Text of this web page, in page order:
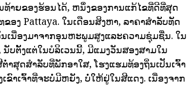
າຍຂອງຮ້ອນໄດ້, ຫນຶ່ງຂອງການແກ້ໄຂທີ່ດີທີ່ສຸດ
ອງ Pattaya. ໃນເດືອນສິງຫາ, ລາຄາສໍາລັບທັດ
ນື່ອງມາຈາກອຸນຫະພູມສູງແລະຄວາມຊຸ່ມຊື່ນ. ໃນ
ບຕັ້ງແຕ່ໃນບໍລິເວນນີ້, ມີແມງວັນສອງສາມໃນ
າສຸດສໍາລັບທີ່ພັກອາໃສ, ໂຮງແຮມທ້ອງຖິ່ນເປັນເຈົ້າ
າເຈົ້າທີ່ຈະບໍ່ມີຫຍັງ, ບໍ່ໃຫ້ຢູ່ໃນສີແດງ. ເນື່ອງຈາກ